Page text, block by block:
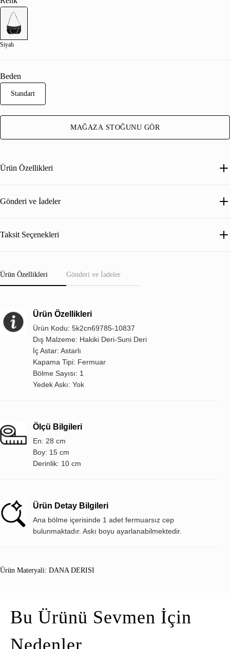
Siyah
Beden
Standart
MAĞAZA STOĞUNU GÖR
Ürün Özellikleri
Gönderi ve İadeler
Taksit Seçenekleri
Ürün Özellikleri Gönderi ve İadeler
Ürün Özellikleri
Ürün Kodu: 5k2cn69785-10837
Dış Malzeme: Hakiki Deri-Suni Deri
İç Astar: Astarlı
Kapama Tipi: Fermuar
Bölme Sayısı: 1
Yedek Askı: Yok
Ölçü Bilgileri
En: 28 cm
Boy: 15 cm
Derinlik: 10 cm
Ürün Detay Bilgileri
Ana bölme içerisinde 1 adet fermuarsız cep
bulunmaktadır. Askı boyu ayarlanabilmektedir.
Ürün Materyali: DANA DERISI
Bu Ürünü Sevmen İçin